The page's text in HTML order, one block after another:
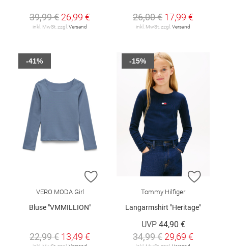
39,99 € 26,99 €
inkl. MwSt. zzgl. Versand
26,00 € 17,99 €
inkl. MwSt. zzgl. Versand
ZUR WUNSCHLISTE HINZUFÜGEN
VERO MODA Girl
Bluse "VMMILLION"
22,99 € 13,49 €
-41%
ZUR
Tommy Hilfiger
Langarmshirt "Heritage"
UVP 44,90 €
34,99 € 29,69 €
-15%